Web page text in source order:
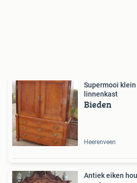
Supermooi
linnenkast
Bieden
Heerenveen
Antiek eiken